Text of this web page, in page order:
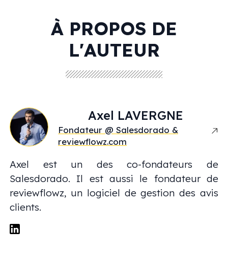
À PROPOS DE
L'AUTEUR
Axel LAVERGNE
Fondateur @ Salesdorado &
reviewflowz.com
Axel est un des co-fondateurs de
Salesdorado. Il est aussi le fondateur de
reviewflowz, un logiciel de gestion des avis
clients.